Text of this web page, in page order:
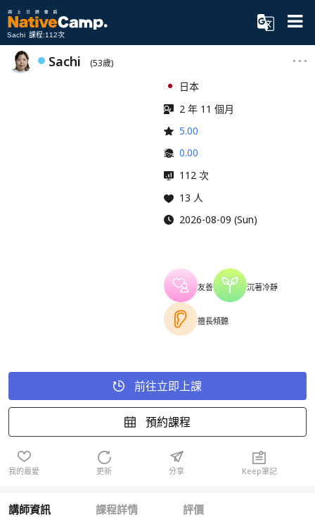
Sachi 課程:112次
Sachi (53歲)
日本
2 年 11 個月
5.00
0.00
112 次
13 人
2026-08-09 (Sun)
友善 沉著冷靜
擅長傾聽
前往立即上課
預約課程
我的最愛 更新 分享 Keep筆記
講師資訊 課程詳情 評價